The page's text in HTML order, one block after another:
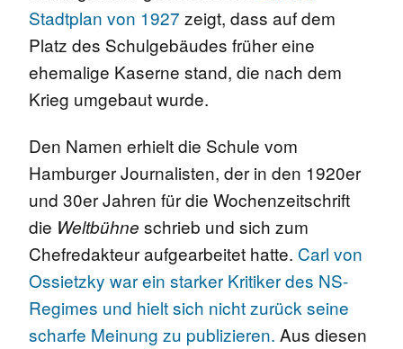
Stadtplan von 1927 zeigt, dass auf dem
Platz des Schulgebäudes früher eine
ehemalige Kaserne stand, die nach dem
Krieg umgebaut wurde.
Den Namen erhielt die Schule vom
Hamburger Journalisten, der in den 1920er
und 30er Jahren für die Wochenzeitschrift
die Weltbühne schrieb und sich zum
Chefredakteur aufgearbeitet hatte. Carl von
Ossietzky war ein starker Kritiker des NS-
Regimes und hielt sich nicht zurück seine
scharfe Meinung zu publizieren. Aus diesen